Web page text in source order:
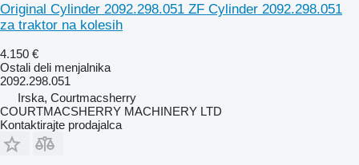
Original Cylinder 2092.298.051 ZF Cylinder 2092.298.051
za traktor na kolesih
4.150 €
Ostali deli menjalnika
2092.298.051
Irska, Courtmacsherry
COURTMACSHERRY MACHINERY LTD
Kontaktirajte prodajalca